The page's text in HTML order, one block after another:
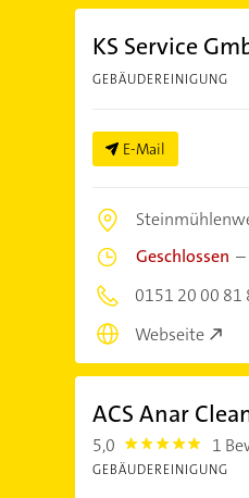
KS Service
GEBÄUDEREINIGUNG
E-Mail
Geschlossen –
0151 20 00 81
Webseite
ACS Anar
5,0 5.0 1
GEBÄUDEREINIGUNG